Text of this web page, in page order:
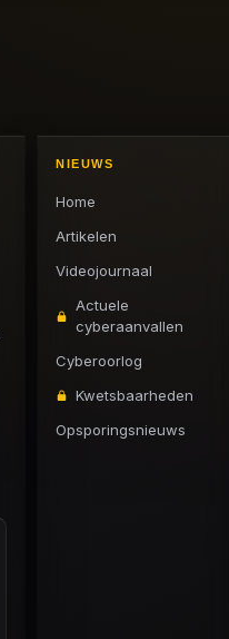
NIEUWS
Home
Artikelen
Videojournaal
Actuele
cyberaanvallen
Cyberoorlog
Kwetsbaarheden
Opsporingsnieuws